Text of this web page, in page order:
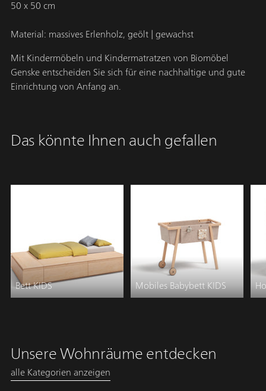
50 x 50 cm
Material: massives Erlenholz, geölt | gewachst
Mit Kindermöbeln und Kindermatratzen von Biomöbel
Genske entscheiden Sie sich für eine nachhaltige und gute
Einrichtung von Anfang an.
A
t
den
Das könnte Ihnen auch gefallen
Bett KIDS Mobiles Babybett KIDS
Unsere Wohnräume entdecken
alle Kategorien anzeigen